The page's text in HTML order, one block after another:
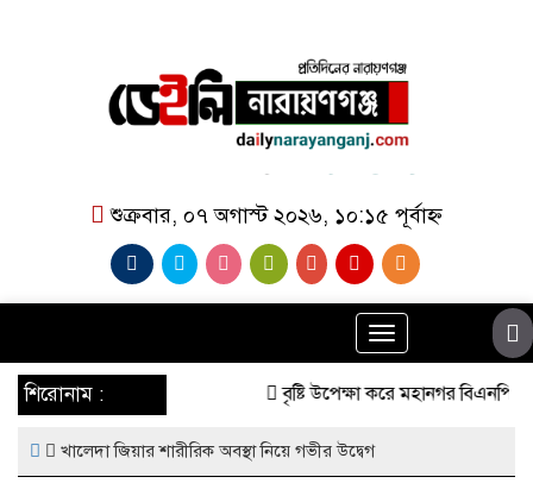
শুক্রবার, ০৭ অগাস্ট ২০২৬, ১০:১৫ পূর্বাহ্ন
Toggle
navigation
শিরোনাম : বৃষ্টি উপেক্ষা করে মহানগর বিএনপির
খালেদা জিয়ার শারীরিক অবস্থা নিয়ে গভীর উদ্বেগ